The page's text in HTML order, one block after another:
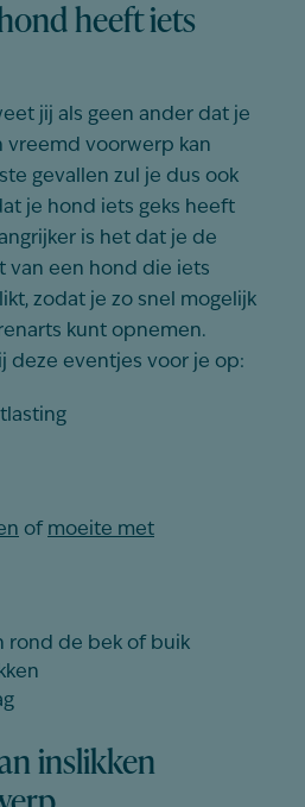
heeft iets
jij als geen ander dat je
vreemd voorwerp kan
gevallen zul je dus ook
je hond iets geks heeft
is het dat je de
van een hond die iets
zodat je zo snel mogelijk
kunt opnemen.
deze eventjes voor je op:
of moeite met
rond de bek of buik
inslikken